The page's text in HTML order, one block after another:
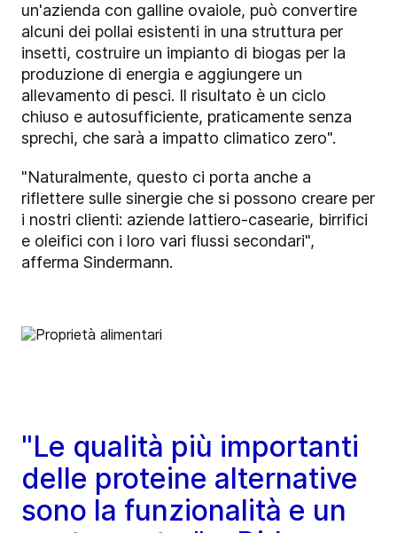
un'azienda con galline ovaiole, può convertire
alcuni dei pollai esistenti in una struttura per
insetti, costruire un impianto di biogas per la
produzione di energia e aggiungere un
allevamento di pesci. Il risultato è un ciclo
chiuso e autosufficiente, praticamente senza
sprechi, che sarà a impatto climatico zero".
"Naturalmente, questo ci porta anche a
riflettere sulle sinergie che si possono creare per
i nostri clienti: aziende lattiero-casearie, birrifici
e oleifici con i loro vari flussi secondari",
afferma Sindermann.
"Le qualità più importanti
delle proteine alternative
sono la funzionalità e un